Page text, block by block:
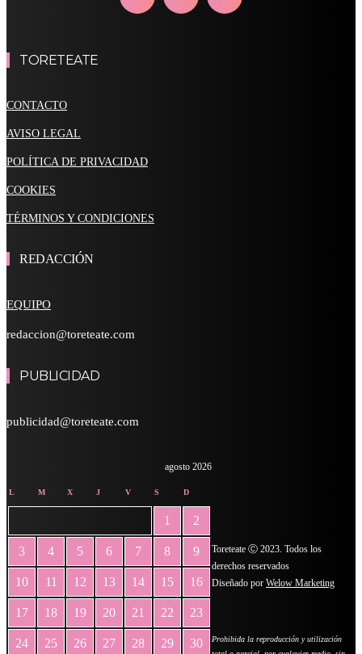
TORETEATE
CONTACTO
AVISO LEGAL
POLÍTICA DE PRIVACIDAD
COOKIES
TÉRMINOS Y CONDICIONES
REDACCIÓN
EQUIPO
redaccion@toreteate.com
PUBLICIDAD
publicidad@toreteate.com
agosto 2026
L M X J V S D
1 2
3 4 5 6 7 8 9
10 11 12 13 14 15 16
17 18 19 20 21 22 23
24 25 26 27 28 29 30
Toreteate Ⓒ 2023. Todos los
derechos reservados
Diseñado por Welow Marketing
Prohibida la reproducción y utilización